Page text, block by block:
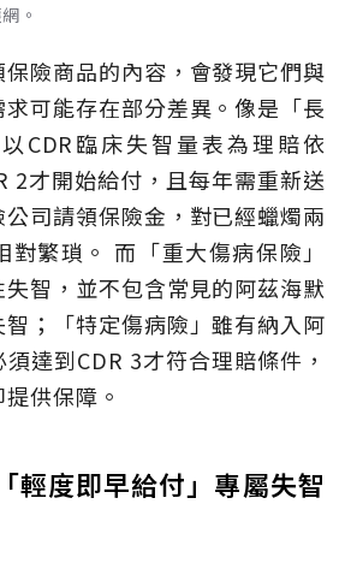
。
險商品的內容，會發現它們與
可能存在部分差異。像是「長
CDR臨床失智量表為理賠依
2才開始給付，且每年需重新送
司請領保險金，對已經蠟燭兩
對繁瑣。 而「重大傷病保險」
智，並不包含常見的阿茲海默
；「特定傷病險」雖有納入阿
達到CDR 3才符合理賠條件，
供保障。
輕度即早給付」專屬失智